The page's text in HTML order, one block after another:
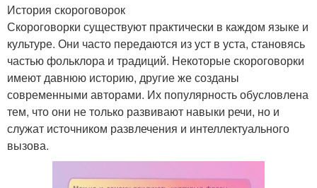
История скороговорок
Скороговорки существуют практически в каждом языке и
культуре. Они часто передаются из уст в уста, становясь
частью фольклора и традиций. Некоторые скороговорки
имеют давнюю историю, другие же созданы
современными авторами. Их популярность обусловлена
тем, что они не только развивают навыки речи, но и
служат источником развлечения и интеллектуального
вызова.